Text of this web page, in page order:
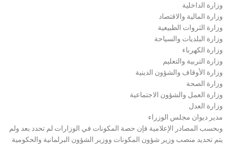
وزارة الداخلية
وزارة المالية والاقتصاد
وزارة الثروات الطبيعية
وزارة البلديات والسياحة
وزارة الكهرباء
وزارة التربية والتعليم
وزارة الأوقاف والشؤون الدينية
وزارة الصحة
وزارة العمل والشؤون الاجتماعية
وزارة العدل
مدير ديوان مجلس الوزراء
وبحسب المصادر الإعلامية فإن حصة المكونات في الوزارات لم تحدد بعد ولم
يتم تحديد منصب وزير شؤون المكونات ووزير الشؤون البرلمانية والحكومية